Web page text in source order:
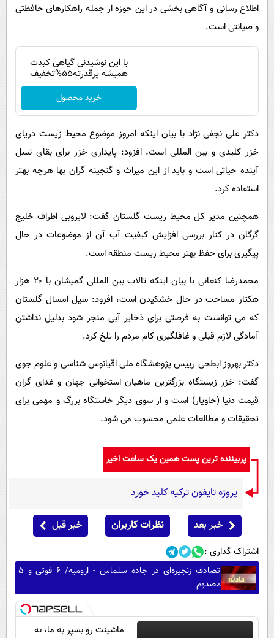
حیات وحش
اطلاع رسانی و آگاهی بخشی در این حوزه از جمله راهکارهای حافظتی
و صیانتی است.
با این نوشیدنی گیاهی کبدت
همیشه پرقدرته55%تخفیف
خرید محصول
دکتر علی نجفی نژاد با بیان اینکه امروز موضوع محیط زیست دریای
خزر کلیدی و بین المللی است، افزود: پایداری خزر برای بقای نسل
آینده حیاتی است و باید از این میراث و گنجینه گران بها هرچه بهتر
استفاده کرد.
همچنین مدیر کل محیط زیست گلستان گفت: لایروبی اطراف خلیج
گرگان در کنار بررسی افزایش کیفیت آب آن از موضوعات در حال
پیگیری برای حفظ بهتر محیط زیست منطقه است.
محمدرضا کنعانی با بیان اینکه تالاب بین المللی گمیشان با ۲۰ هزار
هکتار مساحت در حال خشکیدن است، افزود: سیل امسال گلستان
که می توانست به فرصتی برای ذخایر آبی منجر شود بدلیل نداشتن
آمادگی لازم قبلی و غافلگیری کام مردم را تلخ کرد.
دکتر بهروز ابطحی رییس پژوهشگاه ملی اقیانوس شناسی و علوم جوی
گفت: خزر زیستگاه بزرگترین ماهیان استخوانی جهان و غذای گران
قیمت دنیا (خاویار) است و از سوی دیگر خاستگاه بزرگ و مهمی برای
تحقیقات و مطالعات علمی محسوب می شود.
پربیننده ترین پست همین یک ساعت اخیر
پروژه تایفون ترکیه کلید خورد
خبر بعد نظرات کاربران خبر قبل
اشتراک گذاری :
تصادف زنجیره‌ای در جاده سلماس - ارومیه/ ۶ فوتی و ۵
مصدوم
ماشینت رو بسپر به ما، به